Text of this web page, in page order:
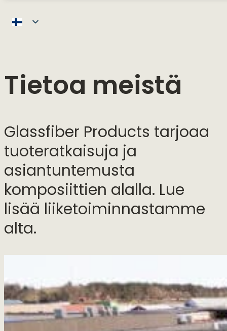
Tietoa meistä
Glassfiber Products tarjoaa
tuoteratkaisuja ja
asiantuntemusta
komposiittien alalla. Lue
lisää liiketoiminnastamme
alta.